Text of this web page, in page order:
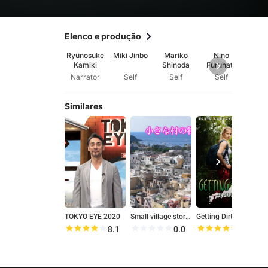
Elenco e produção
Ryûnosuke
Kamiki
Narrator
Miki Jinbo
Self
Mariko
Shinoda
Self
Nino
Furuhata
Self
Similares
TOKYO EYE 2020
8.1
Small village story Italy
0.0